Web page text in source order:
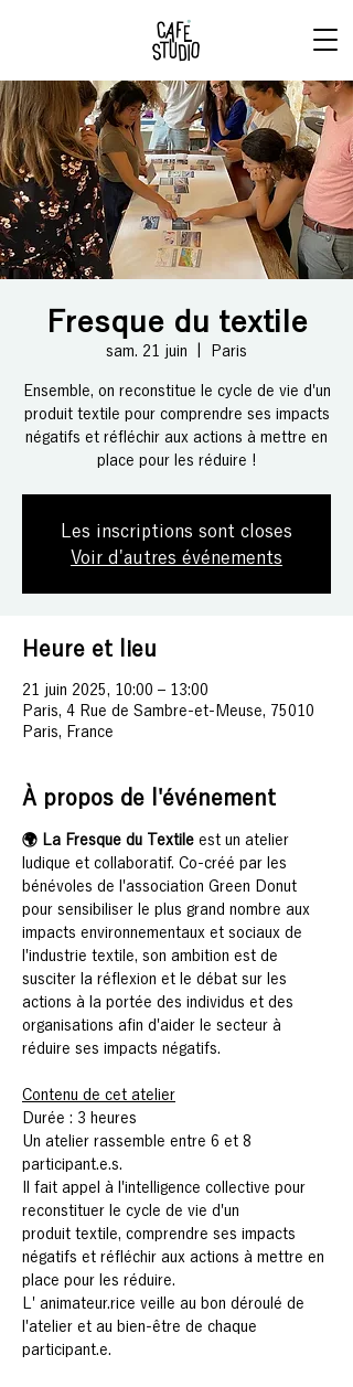
Fresque du textile
sam. 21 juin Paris
Ensemble, on reconstitue le cycle de vie d'un
produit textile pour comprendre ses impacts
négatifs et réfléchir aux actions à mettre en
place pour les réduire !
Les inscriptions sont closes
Voir d'autres événements
Heure et lieu
21 juin 2025, 10:00 – 13:00
Paris, 4 Rue de Sambre-et-Meuse, 75010
Paris, France
À propos de l'événement
🌍 La Fresque du Textile est un atelier
ludique et collaboratif. Co-créé par les
bénévoles de l'association Green Donut
pour sensibiliser le plus grand nombre aux
impacts environnementaux et sociaux de
l'industrie textile, son ambition est de
susciter la réflexion et le débat sur les
actions à la portée des individus et des
organisations afin d'aider le secteur à
réduire ses impacts négatifs.
Contenu de cet atelier
Durée : 3 heures
Un atelier rassemble entre 6 et 8
participant.e.s.
Il fait appel à l'intelligence collective pour
reconstituer le cycle de vie d'un
produit textile, comprendre ses impacts
négatifs et réfléchir aux actions à mettre en
place pour les réduire.
L' animateur.rice veille au bon déroulé de
l'atelier et au bien-être de chaque
participant.e.